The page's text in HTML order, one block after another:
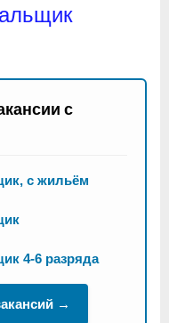
с
с жильём
4-6 разряда
→